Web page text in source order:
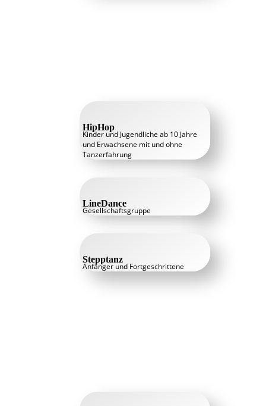
HipHop
Kinder und Jugendliche ab 10 Jahre
und Erwachsene mit und ohne
Tanzerfahrung
LineDance
Gesellschaftsgruppe
Stepptanz
Anfänger und Fortgeschrittene